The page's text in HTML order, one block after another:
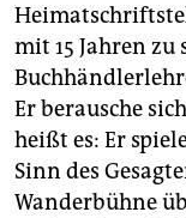
mit 15 Jahren zu
Er berausche
heißt es: Er
Sinn des
Wanderbühne